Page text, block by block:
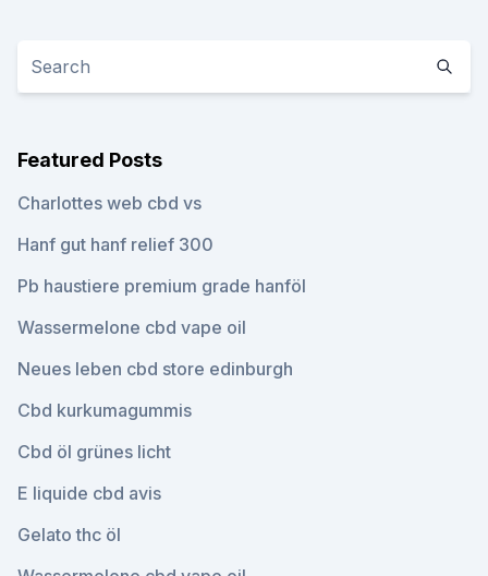
Featured Posts
Charlottes web cbd vs
Hanf gut hanf relief 300
Pb haustiere premium grade hanföl
Wassermelone cbd vape oil
Neues leben cbd store edinburgh
Cbd kurkumagummis
Cbd öl grünes licht
E liquide cbd avis
Gelato thc öl